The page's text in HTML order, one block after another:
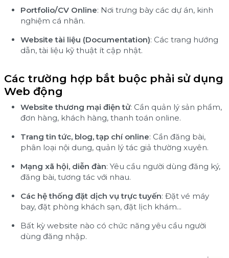
Portfolio/CV Online: Nơi trưng bày các dự án, kinh
nghiệm cá nhân.
Website tài liệu (Documentation): Các trang hướng
dẫn, tài liệu kỹ thuật ít cập nhật.
Các trường hợp bắt buộc phải sử dụng
Web động
Website thương mại điện tử: Cần quản lý sản phẩm,
đơn hàng, khách hàng, thanh toán online.
Trang tin tức, blog, tạp chí online: Cần đăng bài,
phân loại nội dung, quản lý tác giả thường xuyên.
Mạng xã hội, diễn đàn: Yêu cầu người dùng đăng ký,
đăng bài, tương tác với nhau.
Các hệ thống đặt dịch vụ trực tuyến: Đặt vé máy
bay, đặt phòng khách sạn, đặt lịch khám...
Bất kỳ website nào có chức năng yêu cầu người
dùng đăng nhập.